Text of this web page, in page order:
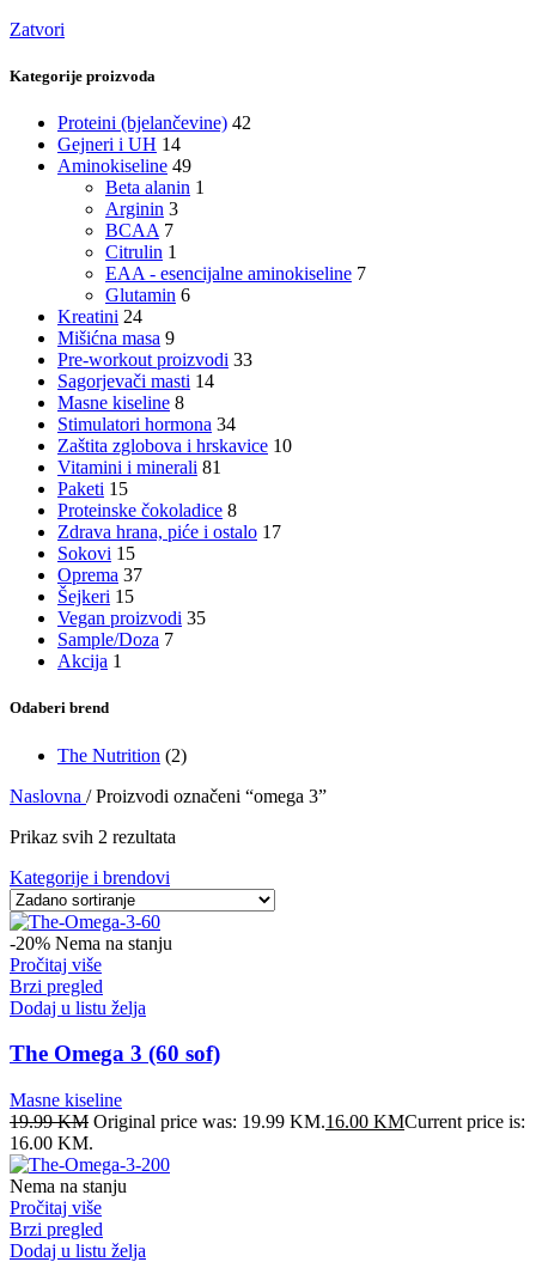
Zatvori
Kategorije proizvoda
Proteini (bjelančevine) 42
Gejneri i UH 14
Aminokiseline 49
Beta alanin 1
Arginin 3
BCAA 7
Citrulin 1
EAA - esencijalne aminokiseline 7
Glutamin 6
Kreatini 24
Mišićna masa 9
Pre-workout proizvodi 33
Sagorjevači masti 14
Masne kiseline 8
Stimulatori hormona 34
Zaštita zglobova i hrskavice 10
Vitamini i minerali 81
Paketi 15
Proteinske čokoladice 8
Zdrava hrana, piće i ostalo 17
Sokovi 15
Oprema 37
Šejkeri 15
Vegan proizvodi 35
Sample/Doza 7
Akcija 1
Odaberi brend
The Nutrition (2)
Naslovna / Proizvodi označeni “omega 3”
Prikaz svih 2 rezultata
Kategorije i brendovi
-20% Nema na stanju
Pročitaj više
Brzi pregled
Dodaj u listu želja
The Omega 3 (60 sof)
Masne kiseline
19.99KM Original price was: 19.99 KM.16.00 KMCurrent price is:
16.00 KM.
Nema na stanju
Pročitaj više
Brzi pregled
Dodaj u listu želja